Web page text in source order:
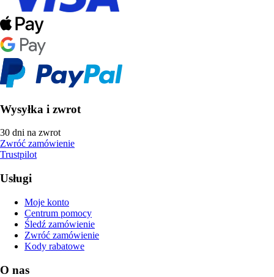
Wysyłka i zwrot
30 dni na zwrot
Zwróć zamówienie
Trustpilot
Usługi
Moje konto
Centrum pomocy
Śledź zamówienie
Zwróć zamówienie
Kody rabatowe
O nas